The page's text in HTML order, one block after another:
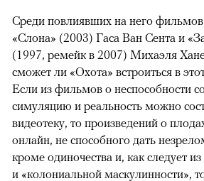
Среди повлиявших на него фильмов
«Слона» (2003) Гаса Ван Сента и
(1997, ремейк в 2007) Михаэля
сможет ли «Охота» встроиться в
Если из фильмов о неспособности
симуляцию и реальность можно
видеотеку, то произведений о
онлайн, не способного дать
кроме одиночества и, как следует
и «колониальной маскулинности»,